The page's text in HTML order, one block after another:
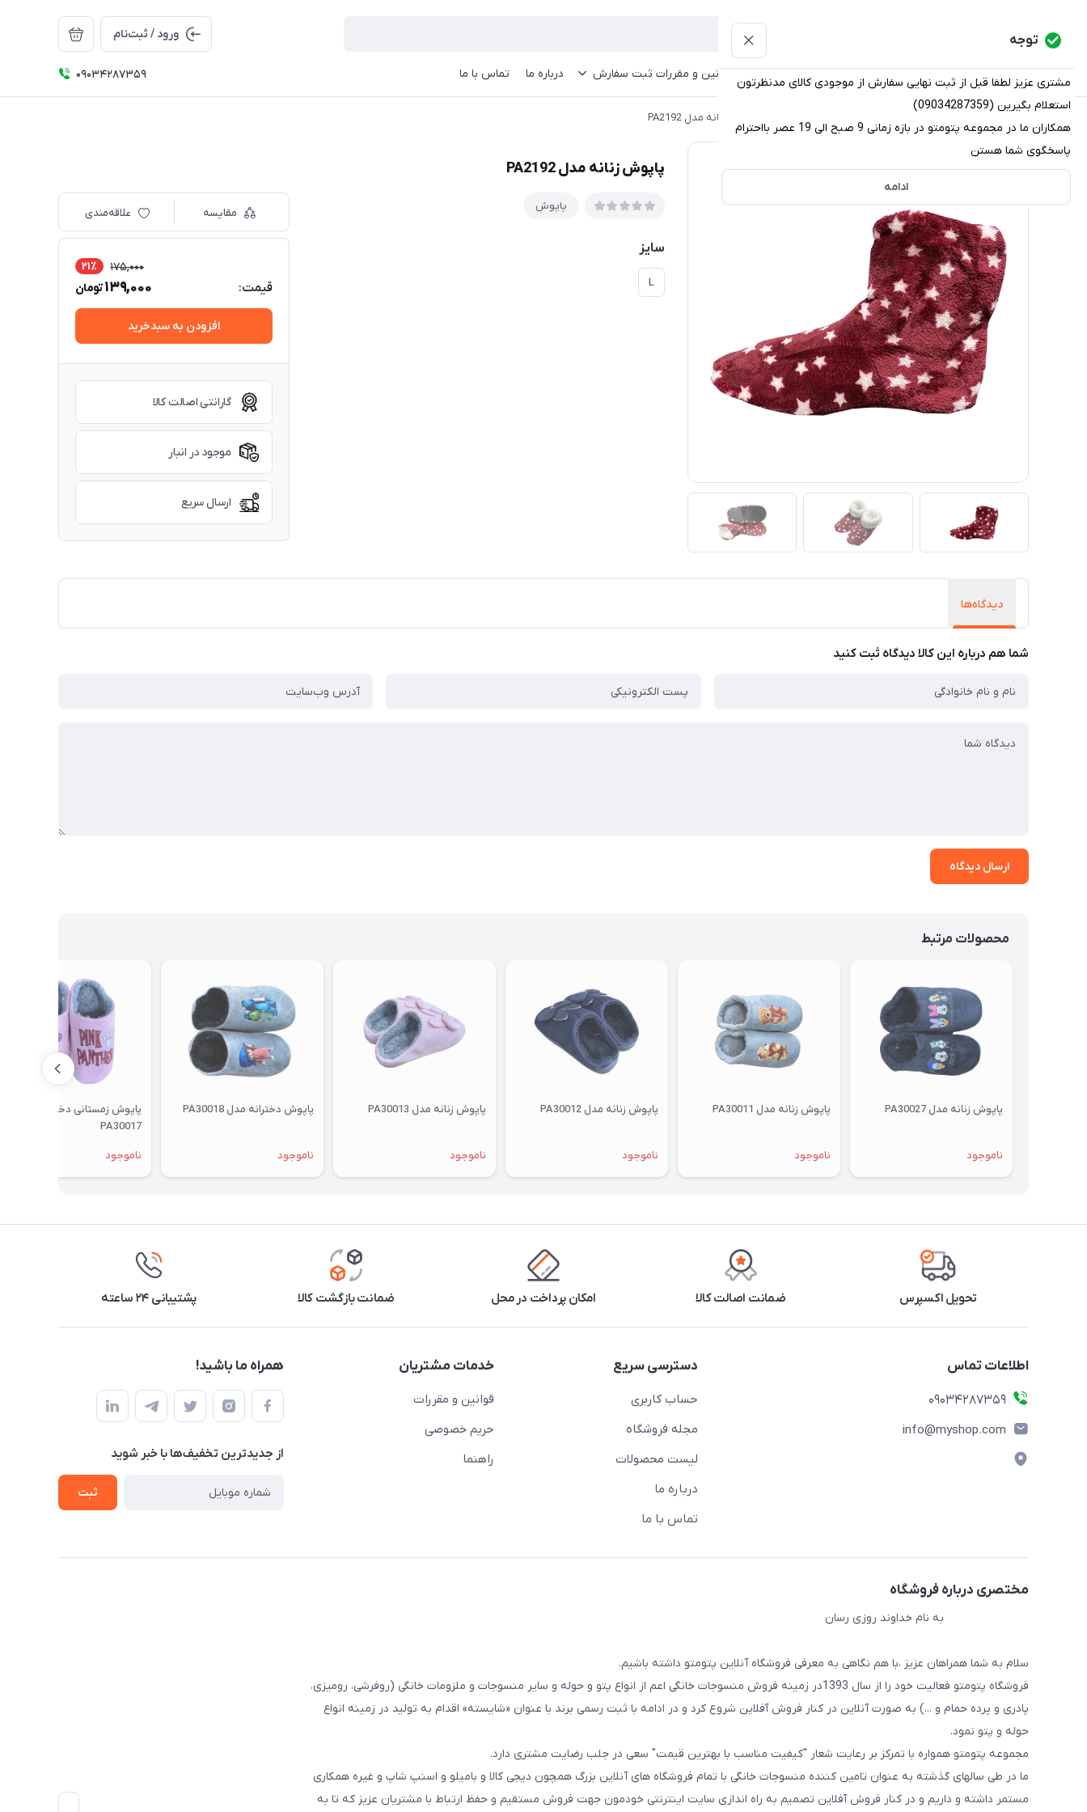
توجه
مشتری عزیز لطفا قبل از ثبت نهایی سفارش از موجودی کالای مدنظرتون
استعلام بگیرین (09034287359)
همکاران ما در مجموعه پتومتو در بازه زمانی 9 صبح الی 19 عصر بااحترام
پاسخگوی شما هستن
ادامه
ورود / ثبت‌نام
دسته‌بندی کالاها خانه دسته بندی محصولات قوانین و مقررات ثبت سفارش درباره ما تماس با ما 09034287359
پاپوش زنانه مدل PA2192
پاپوش زنانه مدل PA2192
پاپوش
سایز
L
مقایسه علاقه‌مندی
قیمت:
175,000 21٪
139,000تومان
افزودن به سبدخرید
گارانتی اصالت کالا
موجود در انبار
ارسال سریع
دیدگاه‌ها
شما هم درباره این کالا دیدگاه ثبت کنید
ارسال دیدگاه
محصولات مرتبط
پاپوش زنانه مدل PA30027
ناموجود
پاپوش زنانه مدل PA30011
ناموجود
پاپوش زنانه مدل PA30012
ناموجود
پاپوش زنانه مدل PA30013
ناموجود
پاپوش دخترانه مدل PA30018
ناموجود
پاپوش زمستانی دخترانه مدل
PA30017
ناموجود
تحویل اکسپرس ضمانت اصالت کالا امکان پرداخت در محل ضمانت بازگشت کالا پشتیبانی ۲۴ ساعته
اطلاعات تماس
09034287359
info@myshop.com
دسترسی سریع
حساب کاربری
مجله فروشگاه
لیست محصولات
درباره ما
تماس با ما
خدمات مشتریان
قوانین و مقررات
حریم خصوصی
راهنما
همراه ما باشید!
از جدید‌ترین تخفیف‌ها با‌ خبر شوید
ثبت
مختصری درباره فروشگاه
به نام خداوند روزی رسان
سلام به شما همراهان عزیز ،با هم نگاهی به معرفی فروشگاه آنلاین پتومتو داشته باشیم.
فروشگاه پتومتو فعالیت خود را از سال 1393در زمینه فروش منسوجات خانگی اعم از انواع پتو و حوله و سایر منسوجات و ملزومات خانگی (روفرشی، رومیزی،
پادری و پرده حمام و ...) به صورت آنلاین در کنار فروش آفلاین شروع کرد و در ادامه با ثبت رسمی برند با عنوان «شایسته» اقدام به تولید در زمینه انواع
حوله و پتو نمود.
مجموعه پتومتو همواره با تمرکز بر رعایت شعار "کیفیت مناسب با بهترین قیمت" سعی در جلب رضایت مشتری دارد.
ما در طی سالهای گذشته به عنوان تامین کننده منسوجات خانگی با تمام فروشگاه های آنلاین بزرگ همچون دیجی کالا و بامیلو و اسنپ شاپ و غیره همکاری
مستمر داشته و داریم و در کنار فروش آفلاین تصمیم به راه اندازی سایت اینترنتی خودمون جهت فروش مستقیم و حفظ ارتباط با مشتریان عزیز که تا به